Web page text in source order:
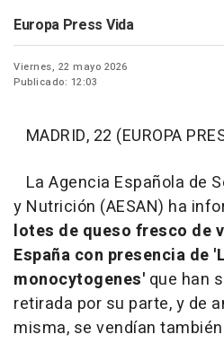
Europa Press Vida
Viernes, 22 mayo 2026
Publicado: 12:03
MADRID, 22 (EUROPA
La Agencia Española de
y Nutrición (AESAN) ha
lotes de queso fresco de
España con presencia de
monocytogenes' que han
retirada por su parte, y de
misma, se vendían